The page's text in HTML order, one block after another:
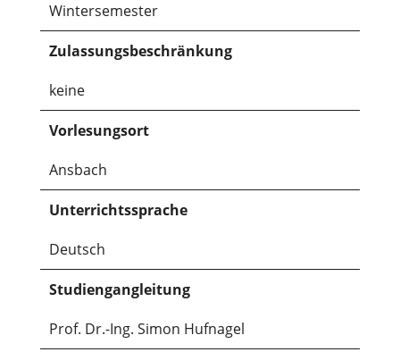
Wintersemester
Zulassungsbeschränkung
keine
Vorlesungsort
Ansbach
Unterrichtssprache
Deutsch
Studiengangleitung
Prof. Dr.-Ing. Simon Hufnagel